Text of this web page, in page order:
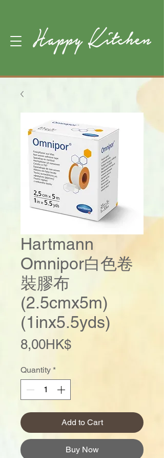
Hartmann
Omnipor白色卷
裝膠布
(2.5cmx5m)
(1inx5.5yds)
8,00HK$Price
Quantity *
Add to Cart
Buy Now